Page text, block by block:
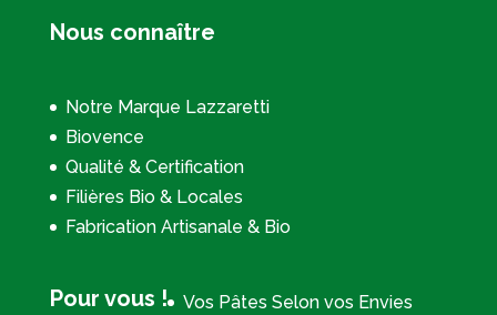
Nous connaître
Notre Marque Lazzaretti
Biovence
Qualité & Certification
Filières Bio & Locales
Fabrication Artisanale & Bio
Pour vous !
Vos Pâtes Selon vos Envies